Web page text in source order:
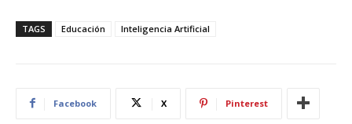
TAGS Educación Inteligencia Artificial
Facebook X Pinterest